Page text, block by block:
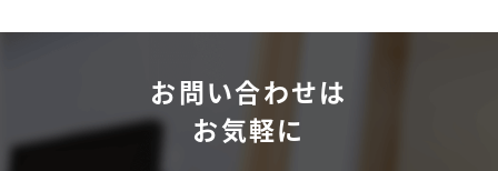
お問い合わせは
お気軽に